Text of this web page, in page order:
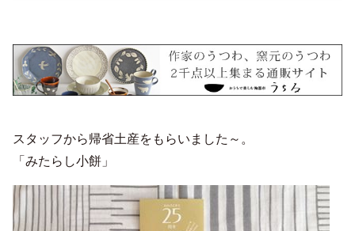
スタッフから帰省土産をもらいました～。
「みたらし小餅」